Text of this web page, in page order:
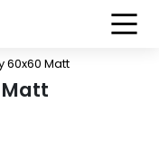
60x60 Matt